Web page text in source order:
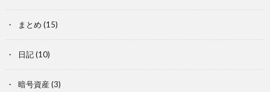
まとめ (15)
日記(10)
暗号資産 (3)